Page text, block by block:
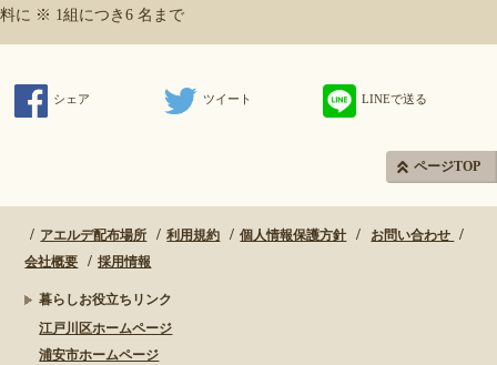
料に ※ 1組につき6 名まで
シェア ツイート LINEで送る
ページTOP
アエルデ配布場所 利用規約 個人情報保護方針
お問い合わせ
会社概要
採用情報
暮らしお役立ちリンク
江戸川区ホームページ
浦安市ホームページ